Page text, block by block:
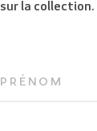
sur la collection.
PRÉNOM